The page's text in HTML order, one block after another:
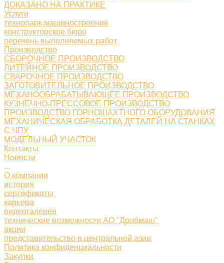
ДОКАЗАНО НА ПРАКТИКЕ
Услуги
технопарк машиностроение
конструкторское бюро
перечень выполняемых работ
Производство
СБОРОЧНОЕ ПРОИЗВОДСТВО
ЛИТЕЙНОЕ ПРОИЗВОДСТВО
СВАРОЧНОЕ ПРОИЗВОДСТВО
ЗАГОТОВИТЕЛЬНОЕ ПРОИЗВОДСТВО
МЕХАНООБРАБАТЫВАЮЩЕЕ ПРОИЗВОДСТВО
КУЗНЕЧНО-ПРЕССОВОЕ ПРОИЗВОДСТВО
ПРОИЗВОДСТВО ГОРНОШАХТНОГО ОБОРУДОВАНИЯ
МЕХАНИЧЕСКАЯ ОБРАБОТКА ДЕТАЛЕЙ НА СТАНКАХ
С ЧПУ
МОДЕЛЬНЫЙ УЧАСТОК
Контакты
Новости
...
О компании
история
сертификаты
карьера
видеогалерея
технические возможности АО "Дробмаш"
акции
представительство в центральной азии
Политика конфиденциальности
Закупки